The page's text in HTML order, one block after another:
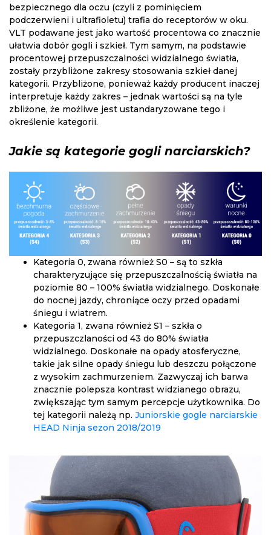
bezpiecznego dla oczu (czyli z pominięciem
podczerwieni i ultrafioletu) trafia do receptorów w oku.
VLT podawane jest jako wartość procentowa co znacznie
ułatwia dobór gogli i szkieł. Tym samym, na podstawie
procentowej przepuszczalności widzialnego światła,
zostały przybliżone zakresy stosowania szkieł danej
kategorii. Przybliżone, ponieważ każdy producent inaczej
interpretuje każdy zakres – jednak wartości są na tyle
zbliżone, że możliwe jest ustandaryzowane tego i
określenie kategorii.
Jakie są kategorie gogli narciarskich?
Kategoria 0, zwana również S0 – są to szkła
charakteryzujące się przepuszczalnością światła na
poziomie 80 – 100% światła widzialnego. Doskonałe
do nocnej jazdy, chroniące oczy przed opadami
śniegu i wiatrem.
Kategoria 1, zwana również S1 – szkła o
przepuszczlaności od 43 do 80% światła
widzialnego. Doskonałe na opady atosferyczne,
takie jak silne opady śniegu lub deszczu połączone
z wysokim zachmurzeniem. Zazwyczaj ich barwa
znacznie polepsza kontrast widzianego obrazu,
zwiększając tym samym percepcje użytkownika. Do
tej kategorii należą np. Juniorskie gogle narciarskie
HEAD Ninja sezon 2018/2019